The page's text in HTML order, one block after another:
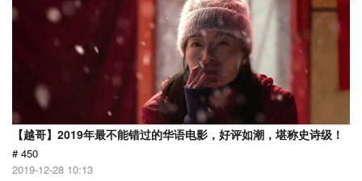
【越哥】2019年最不能错过的华语电影，好评如潮，堪称史诗级！
# 450
2019-12-28 10:13